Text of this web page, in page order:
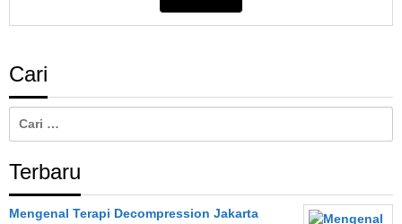
Cari
Terbaru
Mengenal Terapi Decompression Jakarta